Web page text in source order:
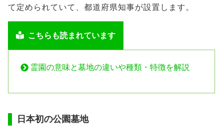
て定められていて、都道府県知事が設置します。
こちらも読まれています
霊園の意味と墓地の違いや種類・特徴を解説
日本初の公園墓地